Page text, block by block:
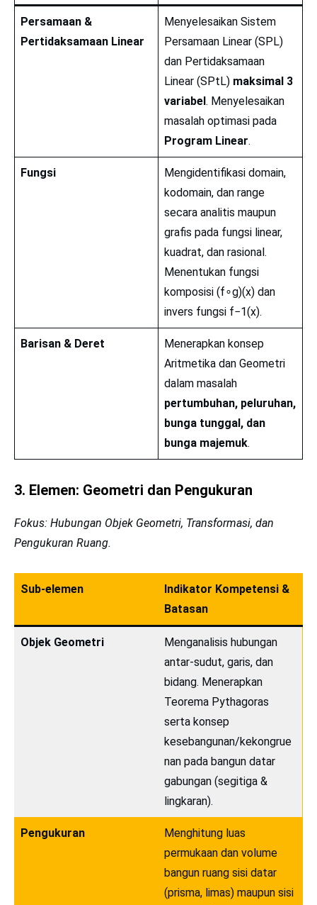
Persamaan &
Pertidaksamaan Linear
Menyelesaikan Sistem
Persamaan Linear (SPL)
dan Pertidaksamaan
Linear (SPtL) maksimal 3
variabel. Menyelesaikan
masalah optimasi pada
Program Linear.
Fungsi
Mengidentifikasi domain,
kodomain, dan range
secara analitis maupun
grafis pada fungsi linear,
kuadrat, dan rasional.
Menentukan fungsi
komposisi (f∘g)(x) dan
invers fungsi f−1(x).
Barisan & Deret
Menerapkan konsep
Aritmetika dan Geometri
dalam masalah
pertumbuhan, peluruhan,
bunga tunggal, dan
bunga majemuk.
3. Elemen: Geometri dan Pengukuran
Fokus: Hubungan Objek Geometri, Transformasi, dan
Pengukuran Ruang.
Sub-elemen
Indikator Kompetensi &
Batasan
Objek Geometri
Menganalisis hubungan
antar-sudut, garis, dan
bidang. Menerapkan
Teorema Pythagoras
serta konsep
kesebangunan/kekongrue
nan pada bangun datar
gabungan (segitiga &
lingkaran).
Pengukuran
Menghitung luas
permukaan dan volume
bangun ruang sisi datar
(prisma, limas) maupun sisi